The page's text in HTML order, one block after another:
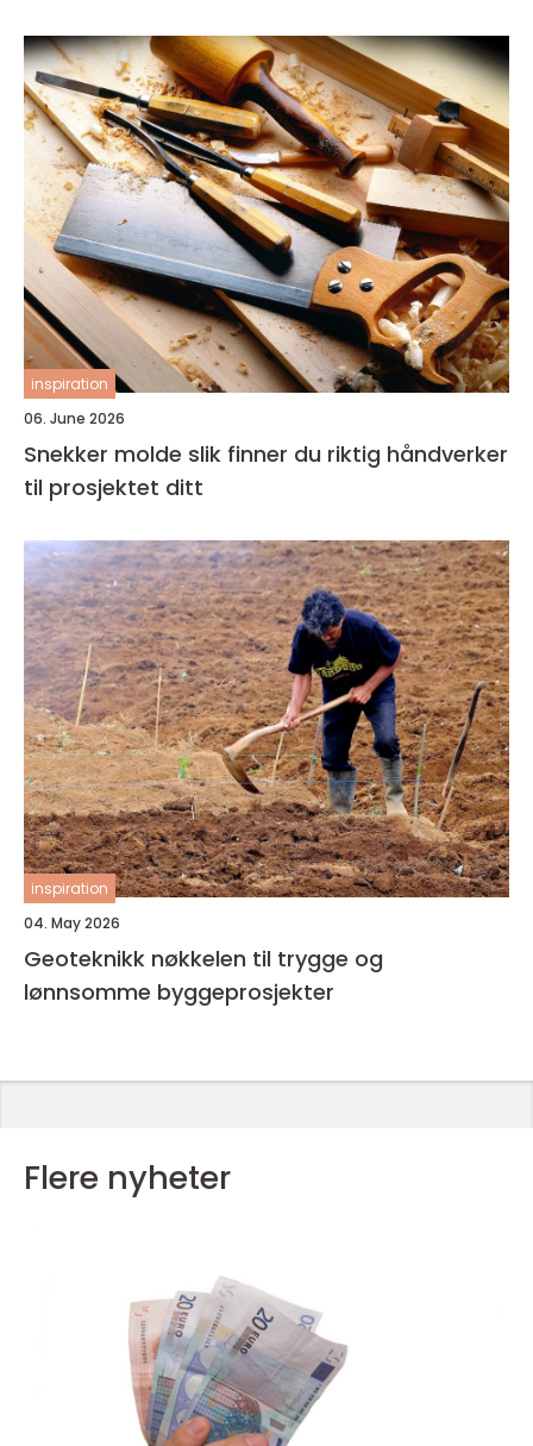
inspiration
06. June 2026
Snekker molde slik finner du riktig håndverker
til prosjektet ditt
inspiration
04. May 2026
Geoteknikk nøkkelen til trygge og
lønnsomme byggeprosjekter
Flere nyheter